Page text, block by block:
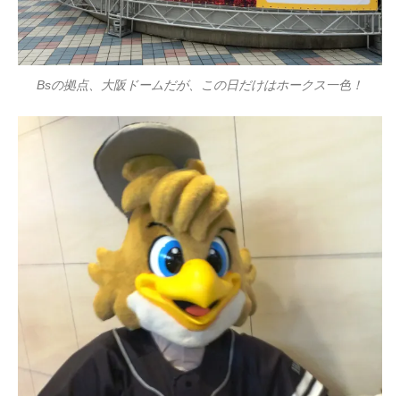
Bsの拠点、大阪ドームだが、この日だけはホークス一色！